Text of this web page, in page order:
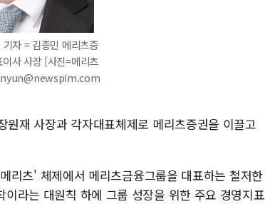
자 = 김종민 메리츠증
이사 사장 [사진=메리츠
재 사장과 각자대표체제로 메리츠증권을 이끌고
리츠' 체제에서 메리츠금융그룹을 대표하는 철저한
라는 대원칙 하에 그룹 성장을 위한 주요 경영지표